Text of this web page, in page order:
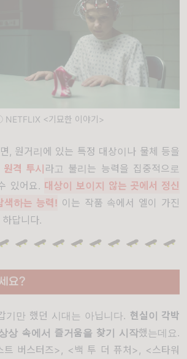
NETFLIX <기묘한 이야기>
, 원거리에 있는 특정 대상이나 물체 등을
원격 투시 라고 불리는 능력을 집중적으로
있어요. 대상이 보이지 않는 곳에서 정신
색하는 능력! 이는 작품 속에서 엘이 가진
답니다.
기만 했던 시대는 아닙니다. 현실이 각박
상 속에서 즐거움을 찾기 시작했는데요.
트 버스터즈>, <백 투 더 퓨처>, <스타워